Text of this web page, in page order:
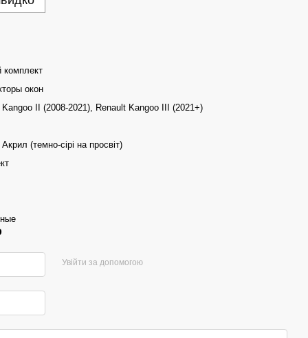
окон
II (2008-2021), Renault Kangoo III (2021+)
(темно-сірі на просвіт)
Увійти за допомогою